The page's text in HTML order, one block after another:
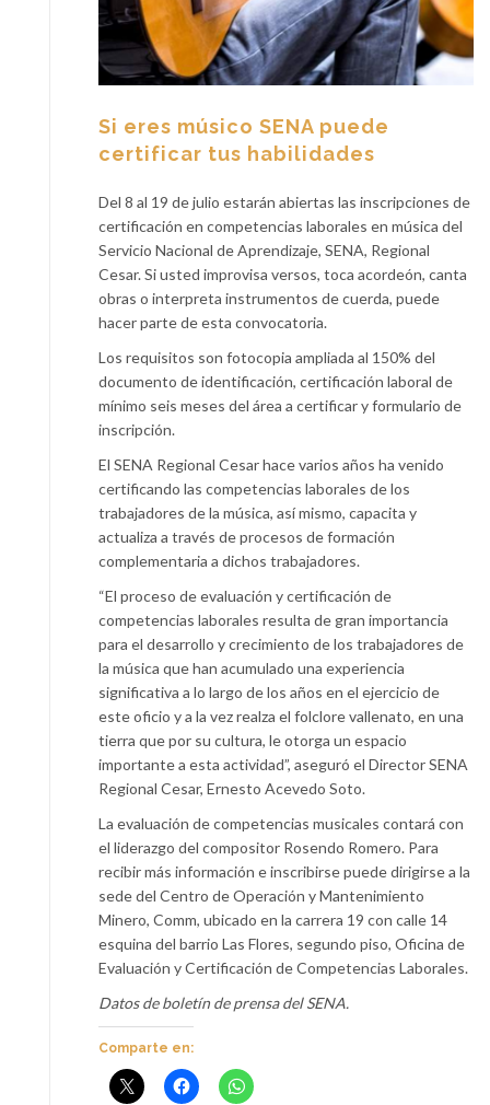
Si eres músico SENA puede
certificar tus habilidades
Del 8 al 19 de julio estarán abiertas las inscripciones de
certificación en competencias laborales en música del
Servicio Nacional de Aprendizaje, SENA, Regional
Cesar. Si usted improvisa versos, toca acordeón, canta
obras o interpreta instrumentos de cuerda, puede
hacer parte de esta convocatoria.
Los requisitos son fotocopia ampliada al 150% del
documento de identificación, certificación laboral de
mínimo seis meses del área a certificar y formulario de
inscripción.
El SENA Regional Cesar hace varios años ha venido
certificando las competencias laborales de los
trabajadores de la música, así mismo, capacita y
actualiza a través de procesos de formación
complementaria a dichos trabajadores.
“El proceso de evaluación y certificación de
competencias laborales resulta de gran importancia
para el desarrollo y crecimiento de los trabajadores de
la música que han acumulado una experiencia
significativa a lo largo de los años en el ejercicio de
este oficio y a la vez realza el folclore vallenato, en una
tierra que por su cultura, le otorga un espacio
importante a esta actividad”, aseguró el Director SENA
Regional Cesar, Ernesto Acevedo Soto.
La evaluación de competencias musicales contará con
el liderazgo del compositor Rosendo Romero. Para
recibir más información e inscribirse puede dirigirse a la
sede del Centro de Operación y Mantenimiento
Minero, Comm, ubicado en la carrera 19 con calle 14
esquina del barrio Las Flores, segundo piso, Oficina de
Evaluación y Certificación de Competencias Laborales.
Datos de boletín de prensa del SENA.
Comparte en: